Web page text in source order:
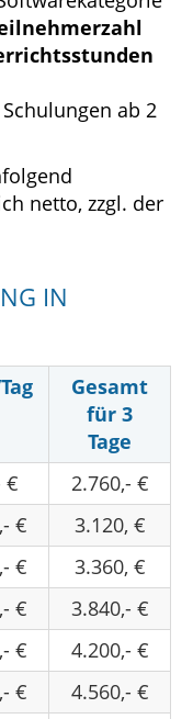
ab 2
netto, zzgl. der
IN
Gesamt
für 3
Tage
€
2.760,- €
€
3.120, €
€
3.360, €
€
3.840,- €
€
4.200,- €
€
4.560,- €